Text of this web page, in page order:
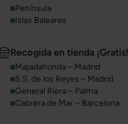
Península
Islas Baleares
Recogida en tienda ¡Gratis!
Majadahonda – Madrid
S.S. de los Reyes – Madrid
General Riera – Palma
Cabrera de Mar – Barcelona